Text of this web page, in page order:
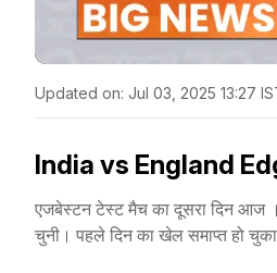
Updated on: Jul 03, 2025 13:27
India vs England
एजबेस्टन टेस्ट मैच का दूसरा दिन आज
चुनी। पहले दिन का खेल समाप्त हो